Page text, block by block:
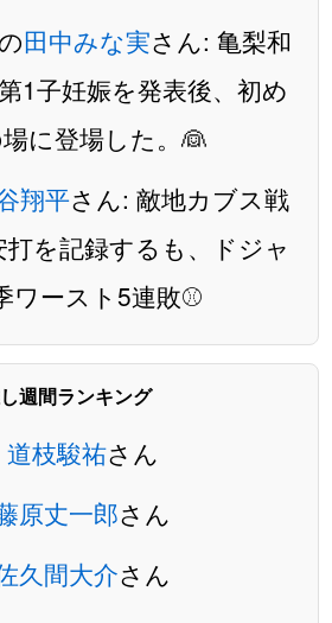
田中みな実さん: 亀梨和
1子妊娠を発表後、初め
に登場した。👰
翔平さん: 敵地カブス戦
を記録するも、ドジャ
ワースト5連敗⚾️
週間ランキング
道枝駿祐さん
原丈一郎さん
久間大介さん